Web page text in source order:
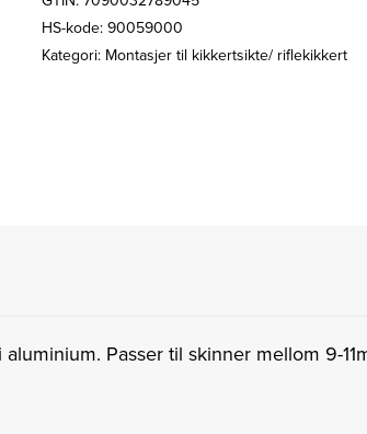
ALU.
MONTASJE
HS-kode: 90059000
Kategori: Montasjer til kikkertsikte/ riflekikkert
Passer til skinner mellom 9-